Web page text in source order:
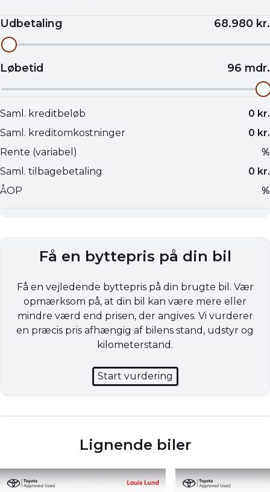
Få en byttepris på din bil
Få en vejledende byttepris på din brugte bil. Vær
opmærksom på, at din bil kan være mere eller
mindre værd end prisen, der angives. Vi vurderer
en præcis pris afhængig af bilens stand, udstyr og
kilometerstand.
Start vurdering
Lignende biler